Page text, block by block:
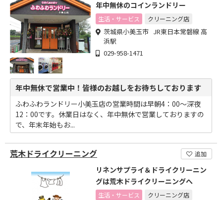
年中無休のコインランドリー
生活・サービス クリーニング店
茨城県小美玉市 JR東日本常磐線 高
浜駅
029-958-1471
年中無休で営業中！皆様のお越しをお待ちしております
ふわふわランドリー小美玉店の営業時間は早朝4：00～深夜
12：00です。休業日はなく、年中無休で営業しておりますの
で、年末年始もお...
荒木ドライクリーニング 追加
リネンサプライ＆ドライクリーニン
グは荒木ドライクリーニングへ
生活・サービス クリーニング店